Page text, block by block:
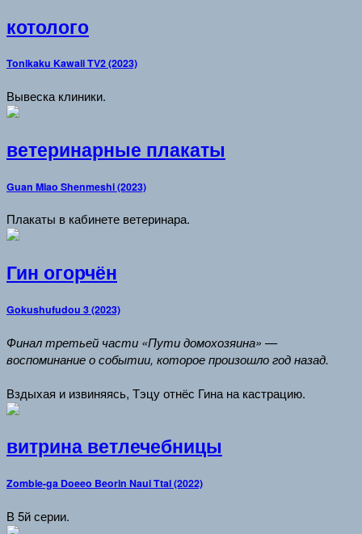
котолого
Tonikaku Kawaii TV2 (2023)
Вывеска клиники.
ветеринарные плакаты
Guan Miao Shenmeshi (2023)
Плакаты в кабинете ветеринара.
Гин огорчён
Gokushufudou 3 (2023)
Финал третьей части «Пути домохозяина» —
воспоминание о событии, которое произошло год назад.
Вздыхая и извиняясь, Тэцу отнёс Гина на кастрацию.
витрина ветлечебницы
Zombie-ga Doeeo Beorin Naui Ttal (2022)
В 5й серии.